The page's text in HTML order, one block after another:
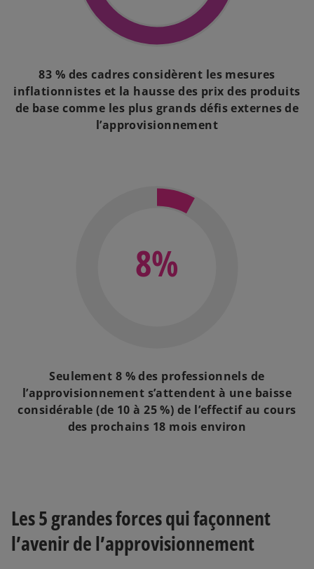
83 % des cadres considèrent les mesures
inflationnistes et la hausse des prix des produits
de base comme les plus grands défis externes de
l’approvisionnement
8%
Seulement 8 % des professionnels de
l’approvisionnement s’attendent à une baisse
considérable (de 10 à 25 %) de l’effectif au cours
des prochains 18 mois environ
Les 5 grandes forces qui façonnent
l’avenir de l’approvisionnement